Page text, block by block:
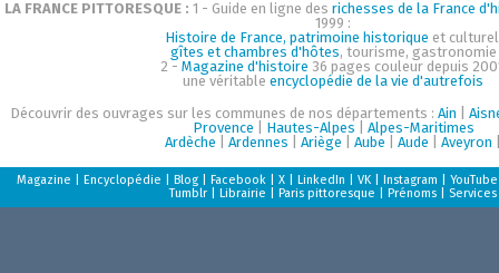
LA FRANCE PITTORESQUE : 1 - Guide en ligne des richesses de la France
1999 :
Histoire de France, patrimoine historique et
gîtes et chambres d'hôtes, tourisme, gastronomie
2 - Magazine d'histoire 36 pages couleur depuis
une véritableencyclopédie de la vie d'autrefois
Découvrir des ouvrages sur les communes de nos départements :Ain |
Provence
Hautes-Alpes
Alpes-Maritimes
Ardèche |Ardennes |Ariège |Aube |Aude |Aveyron
Magazine |Encyclopédie |Blog |Facebook |X |LinkedIn |VK |Instagram |YouTube
Tumblr |Librairie |Paris pittoresque |Prénoms Services